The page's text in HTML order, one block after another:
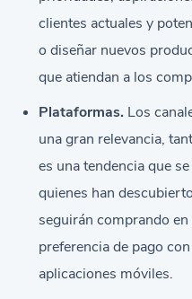
clientes actuales y
o diseñar nuevos
que atiendan a los
Plataformas. Los
una gran relevancia,
es una tendencia que
quienes han
seguirán comprando
preferencia de pago
aplicaciones móviles.